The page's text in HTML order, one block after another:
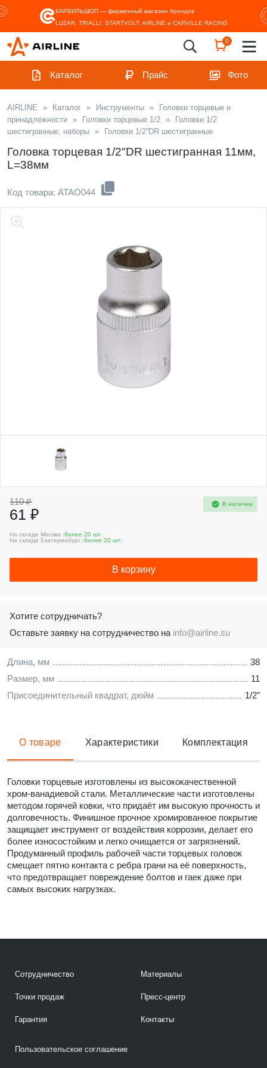
КАРВИЛЬШОП — фирменный магазин брендов
LUZAR, TRIALLI, STARTVOLT, AIRLINE и CARVILLE RACING
0
Каталог Прайс Фото
AIRLINE » Каталог » Инструменты »
Головки торцевые и
принадлежности » Головки торцевые 1/2 »
Головки 1/2
шестигранные, наборы » Головки 1/2''DR шестигранные
Головка торцевая 1/2"DR шестигранная 11мм,
L=38мм
Код товара: ATAO044
Длина, мм
38
Размер, мм
11
Присоединительный квадрат, дюйм
1/2"
110 ₽
61 ₽
В наличии
На складе Москва :более 20 шт.
На складе Екатеринбург :более 20 шт.
В корзину
Хотите сотрудничать?
Оставьте заявку на сотрудничество на info@airline.su
О товаре Характеристики Комплектация
Головки торцевые изготовлены из высококачественной
хром-ванадиевой стали. Металлические части изготовлены
методом горячей ковки, что придаёт им высокую прочность и
долговечность. Финишное прочное хромированное покрытие
защищает инструмент от воздействия коррозии, делает его
более износостойким и легко очищается от загрязнений.
Продуманный профиль рабочей части торцевых головок
смещает пятно контакта с ребра грани на её поверхность,
что предотвращает повреждение болтов и гаек даже при
самых высоких нагрузках.
Сотрудничество
Точки продаж
Гарантия
Материалы
Пресс-центр
Контакты
Пользовательское соглашение